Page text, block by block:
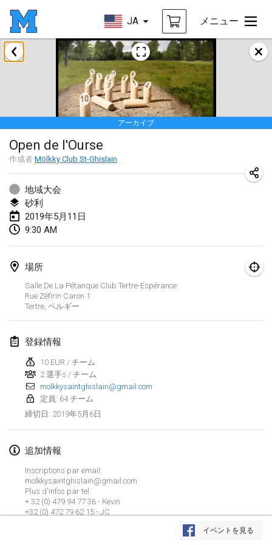
JA メニュー
リストを表示
アーカイブ
Open de l'Ourse
作成者 Mölkky Club St-Ghislain
地域大会
砂利
2019年5月11日
9:30 AM
場所
Salle De La Pétanque Club Tertre-Espérance
Rue Zéfirin Caron 1
Tertre, ベルギー
登録情報
10 EUR / チーム
2 選手s / チーム
molkkysaintghislain@gmail.com
定員: 64 チーム
締切日 : 2019年5月6日
追加情報
Inscriptions par email:
molkkysaintghislain@gmail.com
Plus d'infos par tel:
+ 32 (0) 479 94 77 36 - Kevin
+32 (0) 472 79 62 15 - JC
イベントを見る
2019年1月
New Year's Throw Mölkky
2019年1月1日|チェコ
Tournoi Mixte ASPTTOM
2019年1月20日|
Tournoi d'Hiver
2019年1月26日
Liekki Cup
2019年1月26日
Tournoi de Mölkky - Lesfous Dubâtonvaigeois
2019年1月26日
2019年2月
Kotka Mölkky Open Indoor
2019年2月2日
Lumi Mölkky
2019年2月9日|フィンランド
OTH
2019年2月16日|フィンランド
Indoor des Bouchons